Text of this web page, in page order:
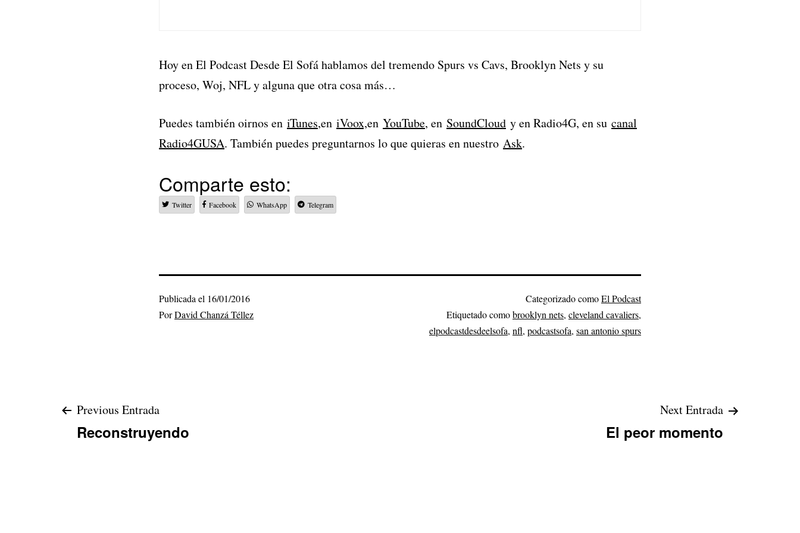
Hoy en El Podcast Desde El Sofá hablamos del tremendo Spurs vs Cavs, Brooklyn Nets y su
proceso, Woj, NFL y alguna que otra cosa más…
Puedes también oirnos en iTunes,en iVoox,en YouTube, en SoundCloud y en Radio4G, en su canal
Radio4GUSA. También puedes preguntarnos lo que quieras en nuestro Ask.
Comparte esto:
Twitter Facebook WhatsApp Telegram
Publicada el 16/01/2016
PorDavid Chanzá Téllez
Categorizado comoEl Podcast
Etiquetado comobrooklyn nets, cleveland cavaliers,
elpodcastdesdeelsofa, nfl, podcastsofa, san antonio spurs
Navegación
Previous Entrada
Reconstruyendo
Next Entrada
El peor momento